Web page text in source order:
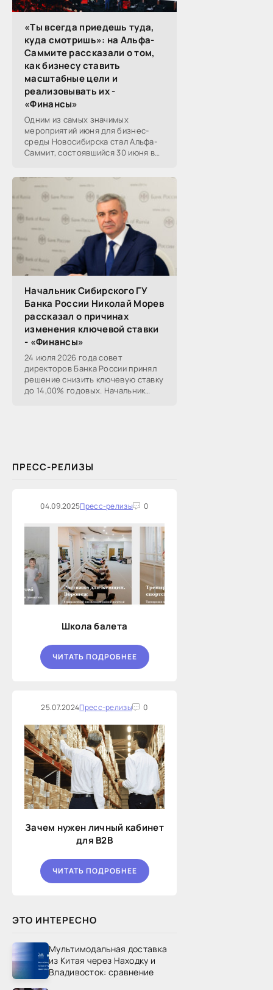
«Ты всегда приедешь туда,
куда смотришь»: на Альфа-
Саммите рассказали о том,
как бизнесу ставить
масштабные цели и
реализовывать их -
«Финансы»
Одним из самых значимых
мероприятий июня для бизнес-
среды Новосибирска стал Альфа-
Саммит, состоявшийся 30 июня в
«Победа». Его участниками
выступили эксперты,
Начальник Сибирского ГУ
Банка России Николай Морев
рассказал о причинах
изменения ключевой ставки
- «Финансы»
24 июля 2026 года совет
директоров Банка России принял
решение снизить ключевую ставку
до 14,00% годовых. Начальник
ПРЕСС-РЕЛИЗЫ
04.09.2025Пресс-релизы 0
Школа балета
ЧИТАТЬ ПОДРОБНЕЕ
25.07.2024Пресс-релизы 0
Зачем нужен личный кабинет
для B2B
ЧИТАТЬ ПОДРОБНЕЕ
ЭТО ИНТЕРЕСНО
Мультимодальная доставка
из Китая через Находку и
Владивосток: сравнение